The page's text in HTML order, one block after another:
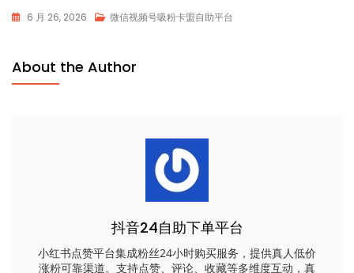
6 月 26, 2026 微信视频号吸粉卡盟自助平台
About the Author
抖音24自助下单平台
小红书点赞平台集成粉丝24小时购买服务，提供真人低价
涨粉可靠渠道。支持点赞、评论、收藏等多维度互动，真